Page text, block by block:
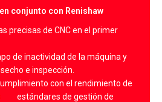
conjunto con Renishaw
precisas de CNC en el primer
de inactividad de la máquina y
e inspección.
con el rendimiento de
estándares de gestión de